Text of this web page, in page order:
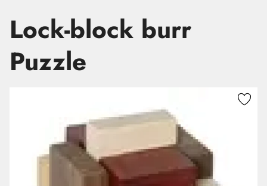
Lock-block burr
Puzzle